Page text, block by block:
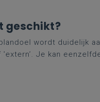
geschikt?
wordt duidelijk
Je kan